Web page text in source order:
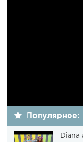
Популярное:
Diana